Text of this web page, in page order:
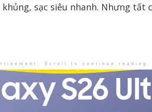
sạc siêu nhanh. Nhưng tất
Scroll to continue reading.